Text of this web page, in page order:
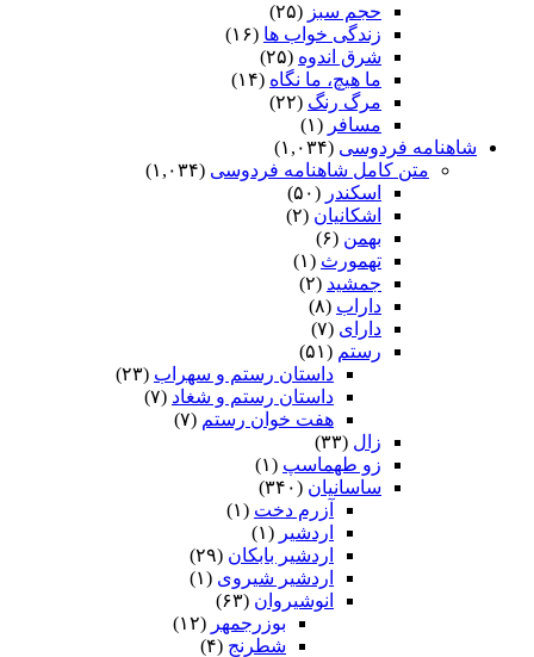
حجم سبز (۲۵)
زندگی خواب ها (۱۶)
شرق اندوه (۲۵)
ما هیچ، ما نگاه (۱۴)
مرگ رنگ (۲۲)
مسافر (۱)
شاهنامه فردوسی (۱,۰۳۴)
متن کامل شاهنامه فردوسی (۱,۰۳۴)
اسکندر (۵۰)
اشکانیان (۲)
بهمن (۶)
تهمورث (۱)
جمشید (۲)
داراب (۸)
دارای (۷)
رستم (۵۱)
داستان رستم و سهراب (۲۳)
داستان رستم و شغاد (۷)
هفت خوان رستم‏ (۷)
زال (۳۳)
زو طهماسپ‏ (۱)
ساسانیان (۳۴۰)
آزرم دخت (۱)
اردشیر (۱)
اردشیر بابکان (۲۹)
اردشیر شیروی (۱)
انوشیروان (۶۳)
بوزرجمهر (۱۲)
شطرنج (۴)